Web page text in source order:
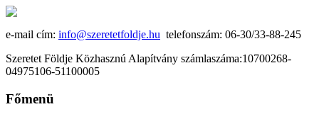
e-mail cím: info@szeretetfoldje.hu telefonszám: 06-30/33-88-245
Szeretet Földje Közhasznú Alapítvány számlaszáma:10700268-
04975106-51100005
Főmenü